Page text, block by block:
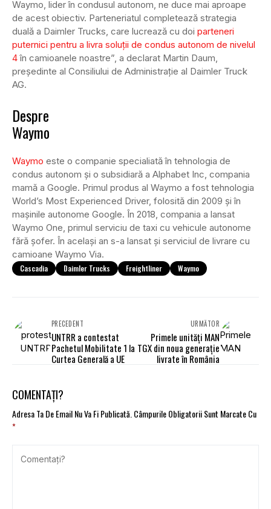
Waymo, lider în condusul autonom, ne duce mai aproape
de acest obiectiv. Parteneriatul completează strategia
duală a Daimler Trucks, care lucrează cu doi parteneri
puternici pentru a livra soluții de condus autonom de nivelul
4în camioanele noastre”, a declarat Martin Daum,
președinte al Consiliului de Administrație al Daimler Truck
AG.
Despre
Waymo
Waymo este o companie specialiată în tehnologia de
condus autonom și o subsidiară a Alphabet Inc, compania
mamă a Google. Primul produs al Waymo a fost tehnologia
World’s Most Experienced Driver, folosită din 2009 și în
mașinile autonome Google. În 2018, compania a lansat
Waymo One, primul serviciu de taxi cu vehicule autonome
fără șofer. În același an s-a lansat și serviciul de livrare cu
camioane Waymo Via.
Cascadia Daimler Trucks Freightliner Waymo
PRECEDENT
UNTRR a contestat
Pachetul Mobilitate 1 la
Curtea Generală a UE
URMĂTOR
Primele unități MAN
TGX din noua generație
livrate în România
COMENTAȚI?
Adresa Ta De Email Nu Va Fi Publicată. Câmpurile Obligatorii Sunt Marcate Cu
*